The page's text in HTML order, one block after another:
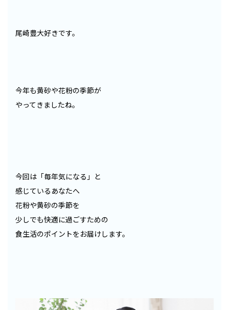
尾崎豊大好きです。
今年も黄砂や花粉の季節が
やってきましたね。
今回は「毎年気になる」と
感じているあなたへ
花粉や黄砂の季節を
少しでも快適に過ごすための
食生活のポイントをお届けします。